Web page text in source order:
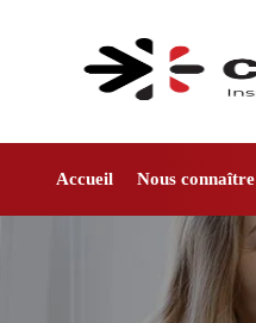
Accueil Nous connaître